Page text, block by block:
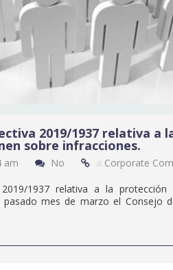
2019/1937 relativa a
sobre infracciones.
am No a Corporate
1937 relativa a la
pasado mes de marzo el Consejo